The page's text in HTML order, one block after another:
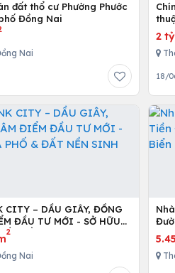
đất thổ cư Phường Phước
Đồng Nai
Nai
2 tỷ
18/
CITY – DẦU GIÂY, ĐỒNG
NỀN SINH LỜI CAO
2
Nai